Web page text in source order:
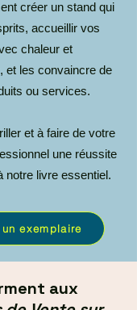
créer un stand qui
accueillir vos
chaleur et
et les convaincre de
ou services.
et à faire de votre
une réussite
notre livre essentiel.
exemplaire
aux